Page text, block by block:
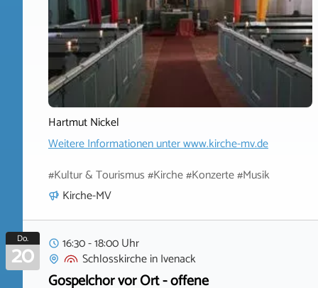
Hartmut Nickel
Weitere Informationen unterwww.kirche-mv.de
#Kultur & Tourismus #Kirche #Konzerte #Musik
Kirche-MV
Do.
20
16:30 - 18:00 Uhr
SchlosskircheinIvenack
Gospelchor vor Ort - offene